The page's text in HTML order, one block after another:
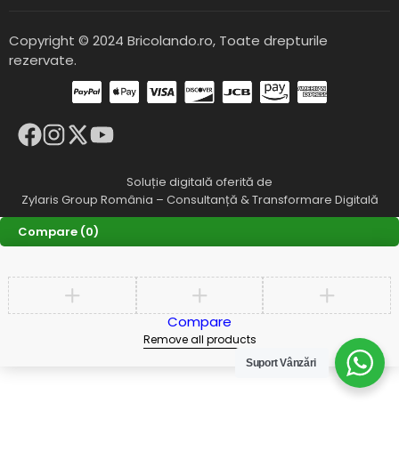
Copyright © 2024 Bricolando.ro, Toate drepturile
rezervate.
Soluție digitală oferită de
Zylaris Group România – Consultanță & Transformare Digitală
Suport Vânzări
Compare (0)
Compare
Remove all products